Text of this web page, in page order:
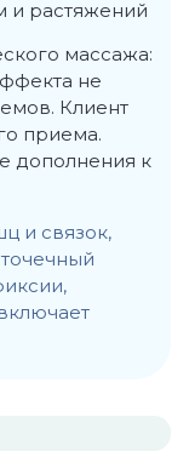
и растяжений
массажа:
не
Клиент
приема.
дополнения к
и связок,